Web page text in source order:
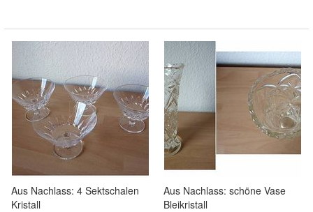
Aus Nachlass: 4 Sektschalen
Kristall
Aus Nachlass: schöne Vase
Bleikristall